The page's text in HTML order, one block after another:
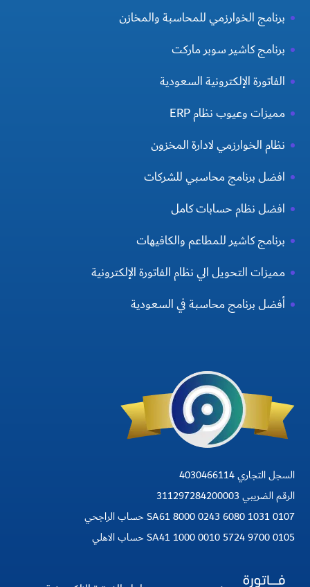
برنامج الخوارزمي للمحاسبة والمخازن
برنامج كاشير سوبر ماركت
الفاتورة الإلكترونية السعودية
مميزات وعيوب نظام ERP
نظام الخوارزمي لادارة المخزون
افضل برنامج محاسبي للشركات
افضل نظام حسابات كامل
برنامج كاشير للمطاعم والكافيهات
مميزات التحويل الي نظام الفاتورة الإلكترونية
أفضل برنامج محاسبة في السعودية
السجل التجاري 4030466114
الرقم الضريبي 311297284200003
SA61 8000 0243 6080 1031 0107 حساب الراجحي
SA41 1000 0010 5724 9700 0105 حساب الاهلي